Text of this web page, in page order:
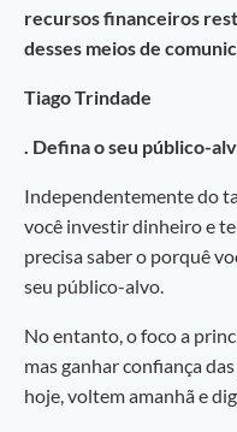
recursos financeiros
desses meios de
Tiago Trindade
. Defina o seu público-
Independentemente do
você investir dinheiro e
precisa saber o porquê
seu público-alvo.
No entanto, o foco a
mas ganhar confiança
hoje, voltem amanhã e